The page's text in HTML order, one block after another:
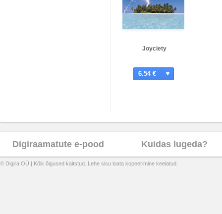
Joyciety
6.54 €
Digiraamatute e-pood Kuidas lugeda?
© Digira OÜ | Kõik õigused kaitstud. Lehe sisu loata kopeerimine keelatud.